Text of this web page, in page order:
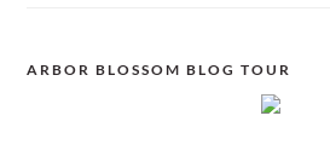
ARBOR BLOSSOM BLOG TOUR